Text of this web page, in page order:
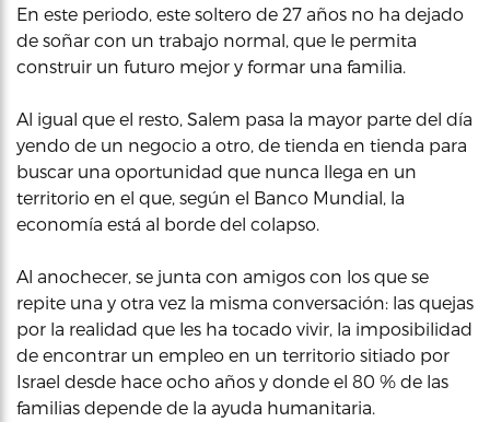
En este periodo, este soltero de 27 años no ha dejado
de soñar con un trabajo normal, que le permita
construir un futuro mejor y formar una familia.
Al igual que el resto, Salem pasa la mayor parte del día
yendo de un negocio a otro, de tienda en tienda para
buscar una oportunidad que nunca llega en un
territorio en el que, según el Banco Mundial, la
economía está al borde del colapso.
Al anochecer, se junta con amigos con los que se
repite una y otra vez la misma conversación: las quejas
por la realidad que les ha tocado vivir, la imposibilidad
de encontrar un empleo en un territorio sitiado por
Israel desde hace ocho años y donde el 80 % de las
familias depende de la ayuda humanitaria.